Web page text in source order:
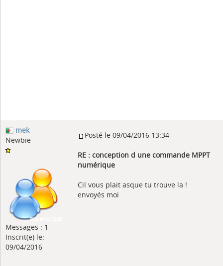
mek
Newbie
Messages : 1
Inscrit(e) le:
09/04/2016
Posté le 09/04/2016 13:34
RE : conception d une commande MPPT
numérique
Cil vous plait asque tu trouve la !
envoyés moi